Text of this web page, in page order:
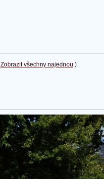
Zobrazit všechny najednou )